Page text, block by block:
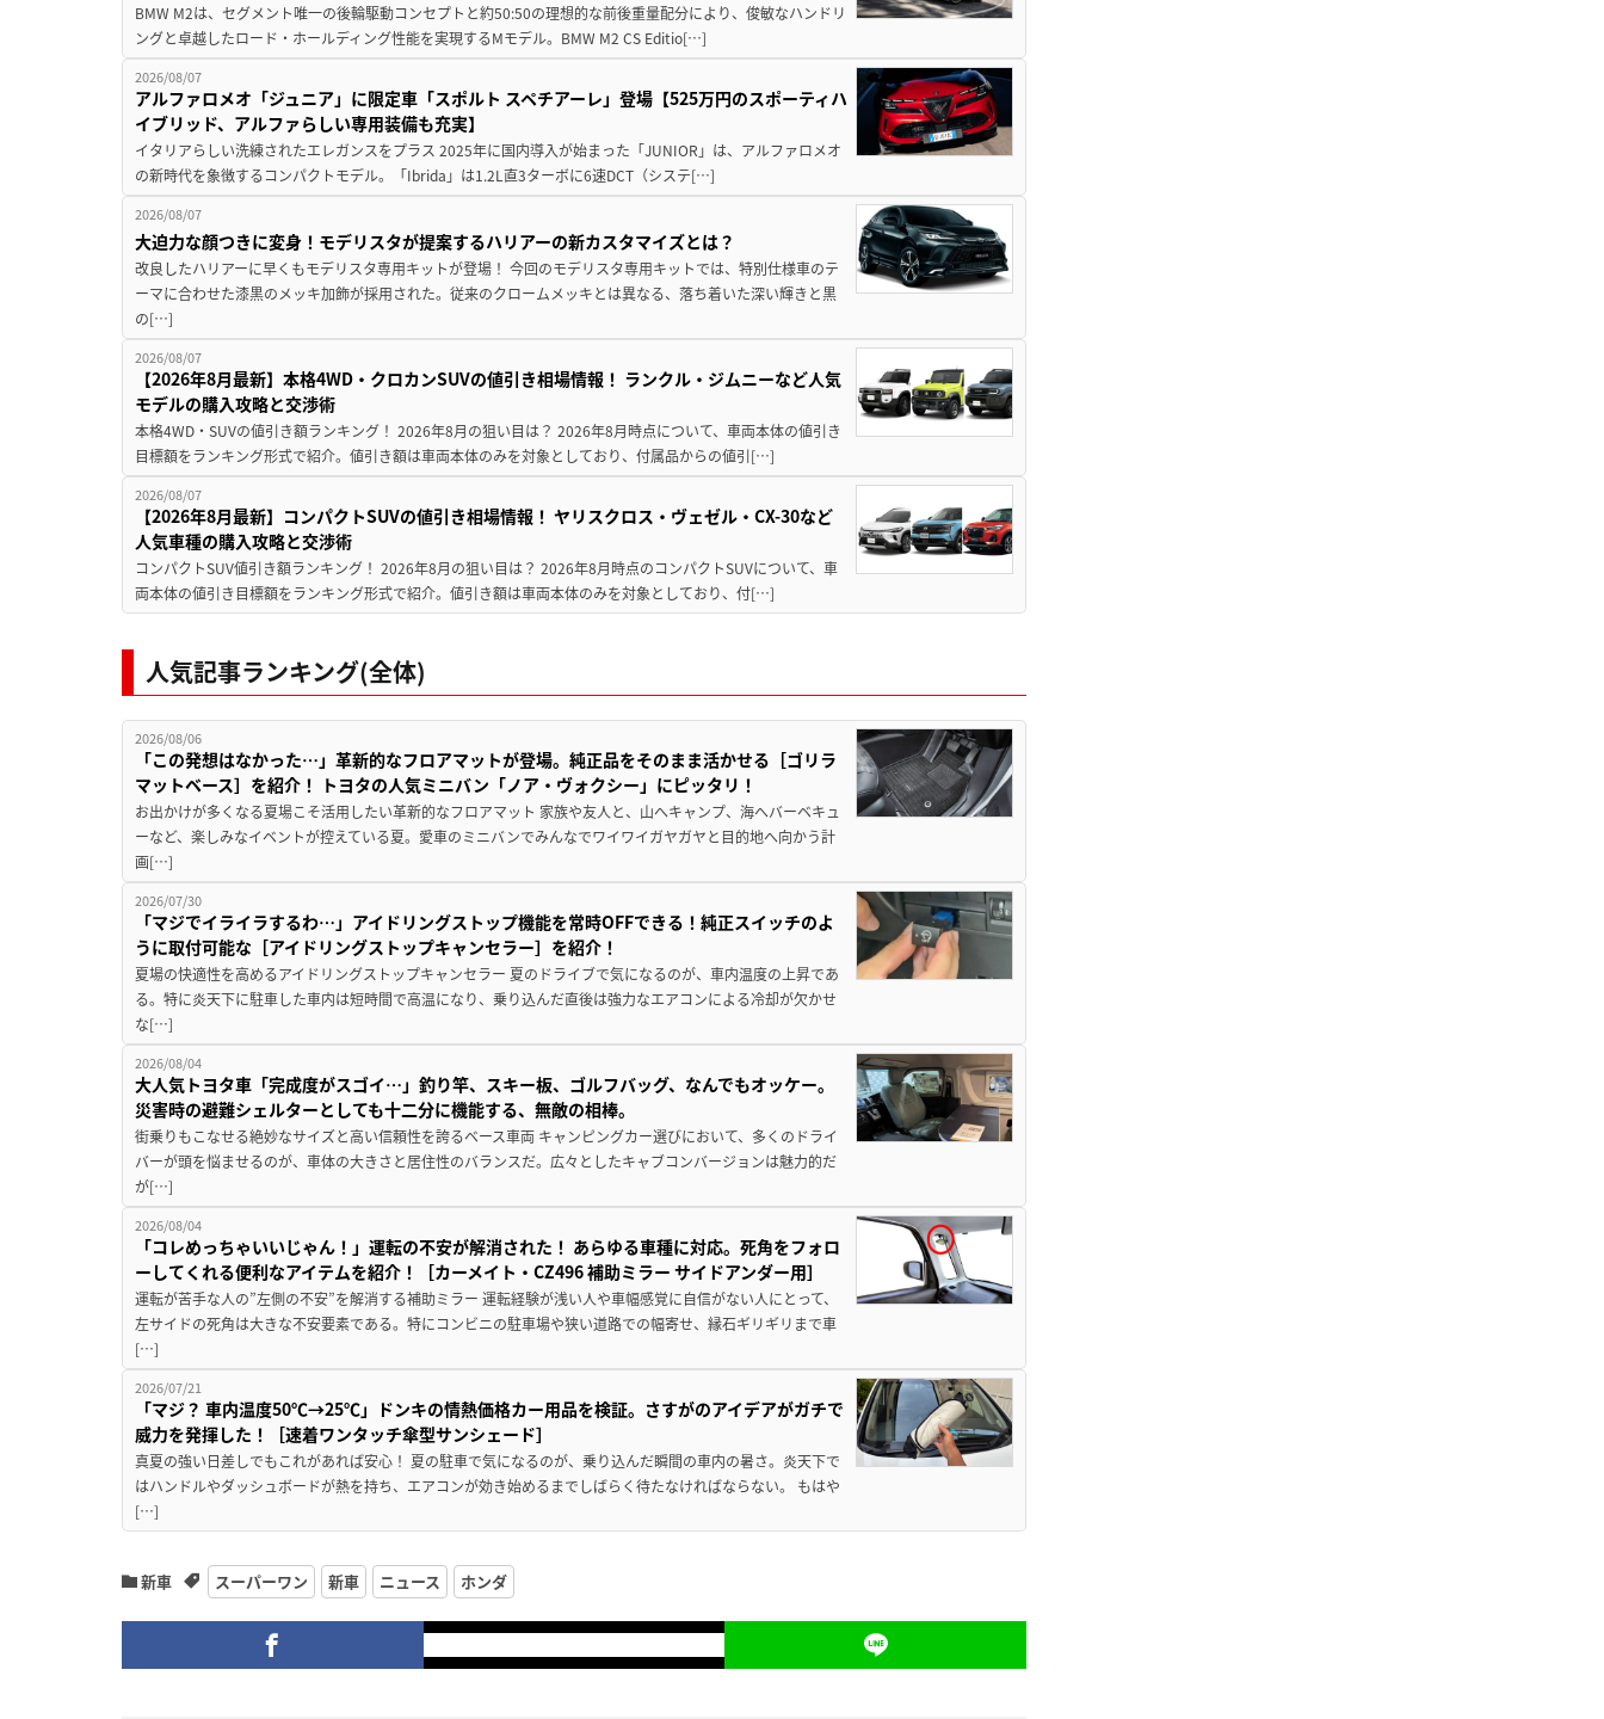
BMW M2は、セグメント唯一の後輪駆動コンセプトと約50:50の理想的な前後重量配分により、俊敏なハンドリ
ングと卓越したロード・ホールディング性能を実現するMモデル。BMW M2 CS Editio[…]
2026/08/07
アルファロメオ「ジュニア」に限定車「スポルト スペチアーレ」登場【525万円のスポーティハ
イブリッド、アルファらしい専用装備も充実】
イタリアらしい洗練されたエレガンスをプラス 2025年に国内導入が始まった「JUNIOR」は、アルファロメオ
の新時代を象徴するコンパクトモデル。「Ibrida」は1.2L直3ターボに6速DCT（システ[…]
2026/08/07
大迫力な顔つきに変身！モデリスタが提案するハリアーの新カスタマイズとは？
改良したハリアーに早くもモデリスタ専用キットが登場！ 今回のモデリスタ専用キットでは、特別仕様車のテ
ーマに合わせた漆黒のメッキ加飾が採用された。従来のクロームメッキとは異なる、落ち着いた深い輝きと黒
の[…]
2026/08/07
【2026年8月最新】本格4WD・クロカンSUVの値引き相場情報！ ランクル・ジムニーなど人気
モデルの購入攻略と交渉術
本格4WD・SUVの値引き額ランキング！ 2026年8月の狙い目は？ 2026年8月時点について、車両本体の値引き
目標額をランキング形式で紹介。値引き額は車両本体のみを対象としており、付属品からの値引[…]
2026/08/07
【2026年8月最新】コンパクトSUVの値引き相場情報！ ヤリスクロス・ヴェゼル・CX-30など
人気車種の購入攻略と交渉術
コンパクトSUV値引き額ランキング！ 2026年8月の狙い目は？ 2026年8月時点のコンパクトSUVについて、車
両本体の値引き目標額をランキング形式で紹介。値引き額は車両本体のみを対象としており、付[…]
人気記事ランキング(全体)
2026/08/06
「この発想はなかった…」革新的なフロアマットが登場。純正品をそのまま活かせる［ゴリラ
マットベース］を紹介！ トヨタの人気ミニバン「ノア・ヴォクシー」にピッタリ！
お出かけが多くなる夏場こそ活用したい革新的なフロアマット 家族や友人と、山へキャンプ、海へバーベキュ
ーなど、楽しみなイベントが控えている夏。愛車のミニバンでみんなでワイワイガヤガヤと目的地へ向かう計
画[…]
2026/07/30
「マジでイライラするわ…」アイドリングストップ機能を常時OFFできる！純正スイッチのよ
うに取付可能な［アイドリングストップキャンセラー］を紹介！
夏場の快適性を高めるアイドリングストップキャンセラー 夏のドライブで気になるのが、車内温度の上昇であ
る。特に炎天下に駐車した車内は短時間で高温になり、乗り込んだ直後は強力なエアコンによる冷却が欠かせ
な[…]
2026/08/04
大人気トヨタ車「完成度がスゴイ…」釣り竿、スキー板、ゴルフバッグ、なんでもオッケー。
災害時の避難シェルターとしても十二分に機能する、無敵の相棒。
街乗りもこなせる絶妙なサイズと高い信頼性を誇るベース車両 キャンピングカー選びにおいて、多くのドライ
バーが頭を悩ませるのが、車体の大きさと居住性のバランスだ。広々としたキャブコンバージョンは魅力的だ
が[…]
2026/08/04
「コレめっちゃいいじゃん！」運転の不安が解消された！ あらゆる車種に対応。死角をフォロ
ーしてくれる便利なアイテムを紹介！［カーメイト・CZ496 補助ミラー サイドアンダー用］
運転が苦手な人の”左側の不安”を解消する補助ミラー 運転経験が浅い人や車幅感覚に自信がない人にとって、
左サイドの死角は大きな不安要素である。特にコンビニの駐車場や狭い道路での幅寄せ、縁石ギリギリまで車
[…]
2026/07/21
「マジ？ 車内温度50℃→25℃」ドンキの情熱価格カー用品を検証。さすがのアイデアがガチで
威力を発揮した！［速着ワンタッチ傘型サンシェード］
真夏の強い日差しでもこれがあれば安心！ 夏の駐車で気になるのが、乗り込んだ瞬間の車内の暑さ。炎天下で
はハンドルやダッシュボードが熱を持ち、エアコンが効き始めるまでしばらく待たなければならない。 もはや
[…]
新車 スーパーワン 新車 ニュース ホンダ